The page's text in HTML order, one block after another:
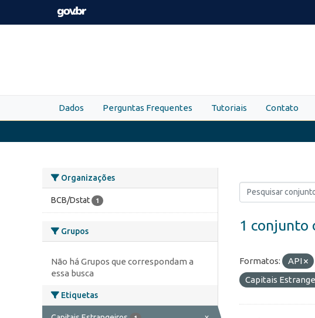
Skip to main content
Dados Perguntas Frequentes Tutoriais Contato
Organizações
BCB/Dstat 1
Grupos
Não há Grupos que correspondam a
essa busca
Etiquetas
1 conjunto
Formatos: API
Capitais